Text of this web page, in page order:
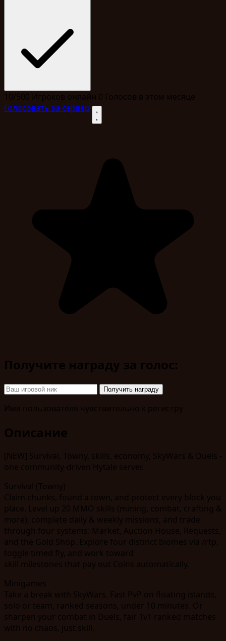
10/500 Игроков онлайн 0 Голосов в этом месяце
Голосовать за сервер
Получите награду за голос:
Получить награду
Имя пользователя чувствительно к регистру
Описание
[NEW] Survival, Towny, skills, economy, SkyWars & Duels -
one community-driven Hytale server.
Survival (Towny)
Claim chunks, found a town, and protect every block you
place. Level up 20 MMO skills (mining, combat, crafting &
more), complete daily & weekly missions, and trade
through four systems: Market, Auction House, Requests,
and the Gold Shop. Explore four distinct biomes via /rtp,
toggle timed fly, and work toward
skill milestones that pay out Coins automatically.
Minigames
Take a break with SkyWars. Fast PvP on floating islands,
solo or team, ranked seasons, under 10 minutes. Or
sharpen your combat in Duels, fair 1v1 ranked matches
with no chaos, just skill.